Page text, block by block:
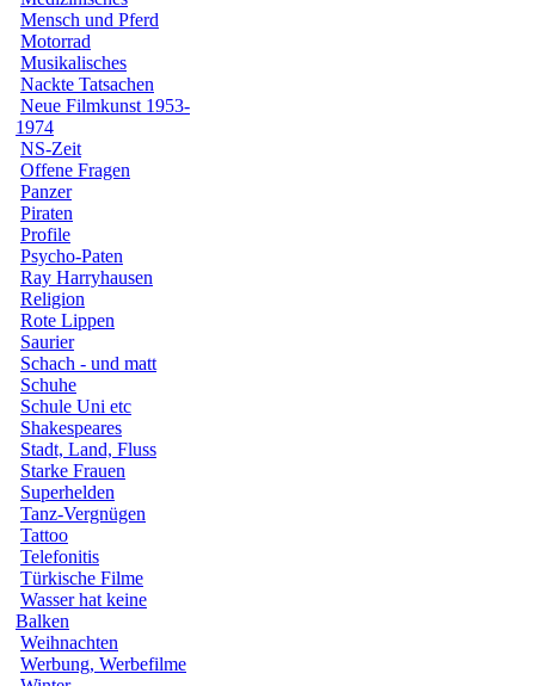
Mensch und Pferd
Motorrad
Musikalisches
Nackte Tatsachen
Neue Filmkunst 1953-
1974
NS-Zeit
Offene Fragen
Panzer
Piraten
Profile
Psycho-Paten
Ray Harryhausen
Religion
Rote Lippen
Saurier
Schach - und matt
Schuhe
Schule Uni etc
Shakespeares
Stadt, Land, Fluss
Starke Frauen
Superhelden
Tanz-Vergnügen
Tattoo
Telefonitis
Türkische Filme
Wasser hat keine
Balken
Weihnachten
Werbung, Werbefilme